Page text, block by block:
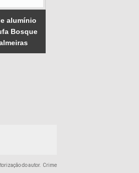
alumínio
Bosque
do autor. Crime